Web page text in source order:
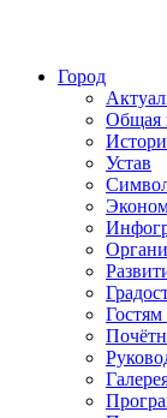
Город
Общая
Устав
Гостям